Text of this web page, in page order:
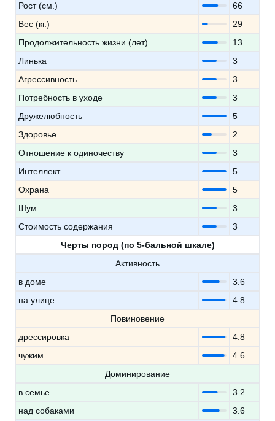
Рост (см.)
66
Вес (кг.)
29
Продолжительность жизни (лет)
13
Линька
3
Агрессивность
3
Потребность в уходе
3
Дружелюбность
5
Здоровье
2
Отношение к одиночеству
3
Интеллект
5
Охрана
5
Шум
3
Стоимость содержания
3
Черты пород (по 5-бальной шкале)
Активность
в доме
3.6
на улице
4.8
Повиновение
дрессировка
4.8
чужим
4.6
Доминирование
в семье
3.2
над собаками
3.6